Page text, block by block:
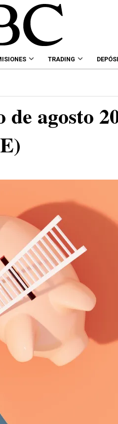
TRADING
agosto